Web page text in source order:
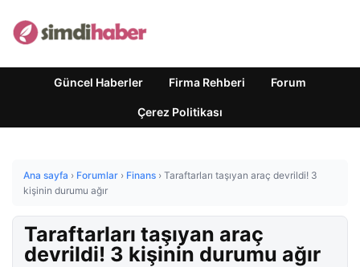
Güncel Haberler Firma Rehberi Forum
Çerez Politikası
Ana sayfa › Forumlar › Finans › Taraftarları taşıyan araç devrildi! 3
kişinin durumu ağır
Taraftarları taşıyan araç
devrildi! 3 kişinin durumu ağır